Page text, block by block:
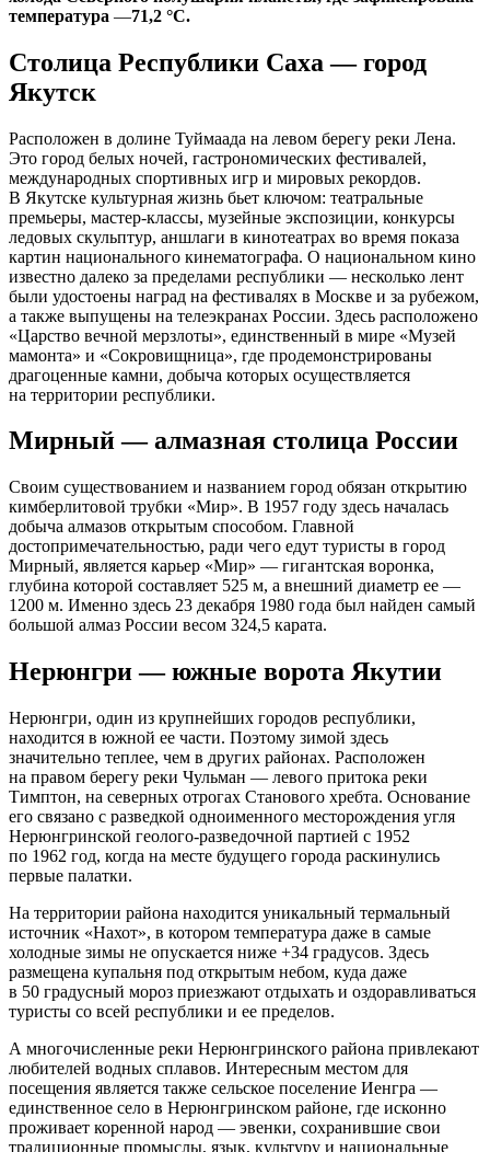
температура —71,2 °C.​
Столица Республики Саха — город
Якутск
Расположен в долине Туймаада на левом берегу реки Лена.
Это город белых ночей, гастрономических фестивалей,
международных спортивных игр и мировых рекордов.
В Якутске культурная жизнь бьет ключом: театральные
премьеры, мастер-классы, музейные экспозиции, конкурсы
ледовых скульптур, аншлаги в кинотеатрах во время показа
картин национального кинематографа. О национальном кино
известно далеко за пределами республики — несколько лент
были удостоены наград на фестивалях в Москве и за рубежом,
а также выпущены на телеэкранах России. Здесь расположено
«Царство вечной мерзлоты», единственный в мире «Музей
мамонта» и «Сокровищница», где продемонстрированы
драгоценные камни, добыча которых осуществляется
на территории республики.
Мирный — алмазная столица России
Своим существованием и названием город обязан открытию
кимберлитовой трубки «Мир». В 1957 году здесь началась
добыча алмазов открытым способом. Главной
достопримечательностью, ради чего едут туристы в город
Мирный, является карьер «Мир» — гигантская воронка,
глубина которой составляет 525 м, а внешний диаметр ее —
1200 м. Именно здесь 23 декабря 1980 года был найден самый
большой алмаз России весом 324,5 карата.
Нерюнгри — южные ворота Якутии
Нерюнгри, один из крупнейших городов республики,
находится в южной ее части. Поэтому зимой здесь
значительно теплее, чем в других районах. Расположен
на правом берегу реки Чульман — левого притока реки
Тимптон, на северных отрогах Станового хребта. Основание
его связано с разведкой одноименного месторождения угля
Нерюнгринской геолого-разведочной партией с 1952
по 1962 год, когда на месте будущего города раскинулись
первые палатки.
На территории района находится уникальный термальный
источник «Нахот», в котором температура даже в самые
холодные зимы не опускается ниже +34 градусов. Здесь
размещена купальня под открытым небом, куда даже
в 50 градусный мороз приезжают отдыхать и оздоравливаться
туристы со всей республики и ее пределов.
А многочисленные реки Нерюнгринского района привлекают
любителей водных сплавов. Интересным местом для
посещения является также сельское поселение Иенгра —
единственное село в Нерюнгринском районе, где исконно
проживает коренной народ — эвенки, сохранившие свои
традиционные промыслы, язык, культуру и национальные